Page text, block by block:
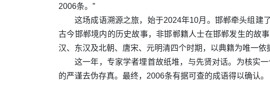
2006条。”
这场成语溯源之旅，始于2024年10月。邯郸牵头组建
古今邯郸境内的历史故事，非邯郸籍人士在邯郸发生的故
汉、东汉及北朝、唐宋、元明清四个时期，以典籍为唯一
这一年，专家学者埋首故纸堆，与先贤对话。为核实
的严谨去伪存真。最终，2006条有据可查的成语得以确认。